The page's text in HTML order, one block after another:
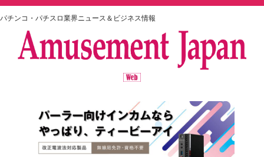
パチンコ・パチスロ業界ニュース＆ビジネス情報